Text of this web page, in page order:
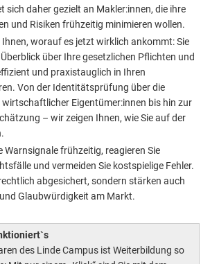
sich daher gezielt an Makler:innen, die ihre
und Risiken frühzeitig minimieren wollen.
Ihnen, worauf es jetzt wirklich ankommt: Sie
über Ihre gesetzlichen Pflichten und
und praxistauglich in Ihren
Von der Identitätsprüfung über die
Eigentümer:innen bis hin zur
– wir zeigen Ihnen, wie Sie auf der
Warnsignale frühzeitig, reagieren Sie
und vermeiden Sie kostspielige Fehler.
abgesichert, sondern stärken auch
Glaubwürdigkeit am Markt.
des Linde Campus ist Weiterbildung so